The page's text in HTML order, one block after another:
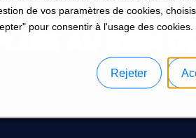
de vos paramètres de cookies,
pour consentir à l'usage des cookies.
Rejeter
AU SEIN